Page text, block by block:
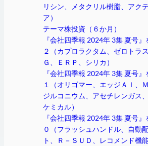
リシン、メタクリル樹脂、アク
ア）
テーマ株投資（６か月）
『会社四季報 2024年 3集 夏号』
２（カプロラクタム、ゼロトラ
Ｇ、ＥＲＰ、シリカ）
『会社四季報 2024年 3集 夏号』
１（オリゴマー、エッジＡＩ、Ｍ
ジルコニウム、アセチレンガス
ケミカル）
『会社四季報 2024年 3集 夏号』
０（フラッシュハンドル、自動
ト、Ｒ－ＳＵＤ、レコメンド機